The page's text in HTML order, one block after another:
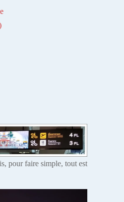
pour faire simple, tout est